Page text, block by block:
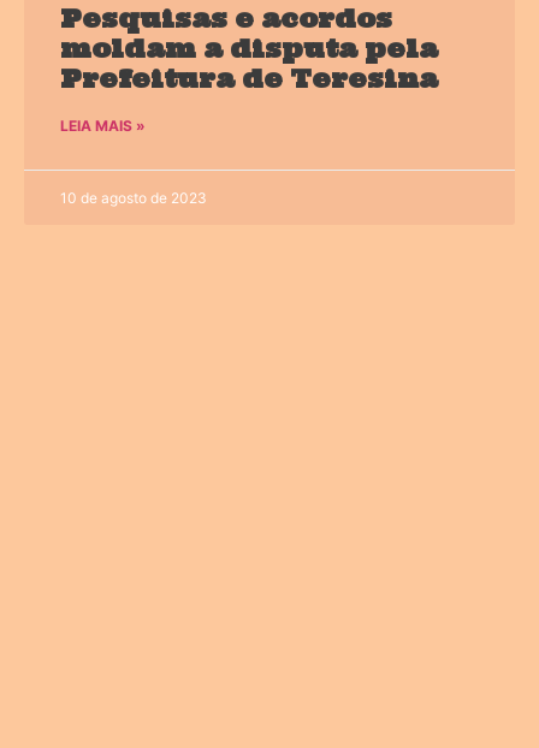
Pesquisas e acordos
moldam a disputa pela
Prefeitura de Teresina
LEIA MAIS »
10 de agosto de 2023